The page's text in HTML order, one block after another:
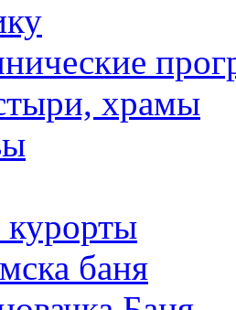
храмы
баня